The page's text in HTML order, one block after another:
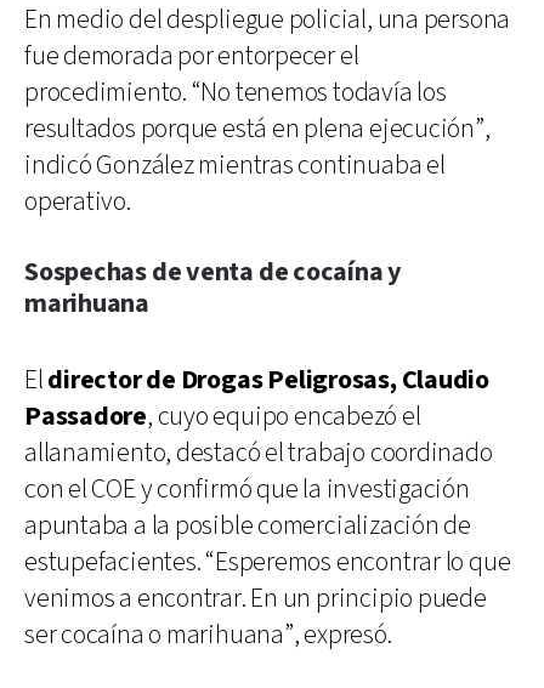
En medio del despliegue policial, una persona
fue demorada por entorpecer el
procedimiento. “No tenemos todavía los
resultados porque está en plena ejecución”,
indicó González mientras continuaba el
operativo.
Sospechas de venta de cocaína y
marihuana
Eldirector de Drogas Peligrosas,Claudio
Passadore, cuyo equipo encabezó el
allanamiento, destacó el trabajo coordinado
con el COE y confirmó que la investigación
apuntaba a la posible comercialización de
estupefacientes. “Esperemos encontrar lo que
venimos a encontrar. En un principio puede
ser cocaína o marihuana”, expresó.